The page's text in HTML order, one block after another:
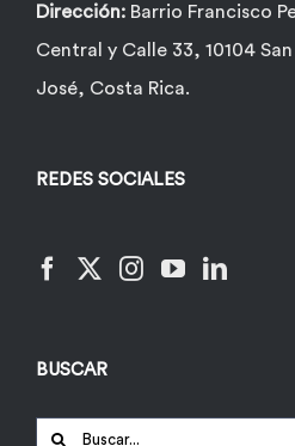
Dirección: Barrio Francisco
Central y Calle 33, 10104
José, Costa Rica.
REDES SOCIALES
BUSCAR
Buscar: